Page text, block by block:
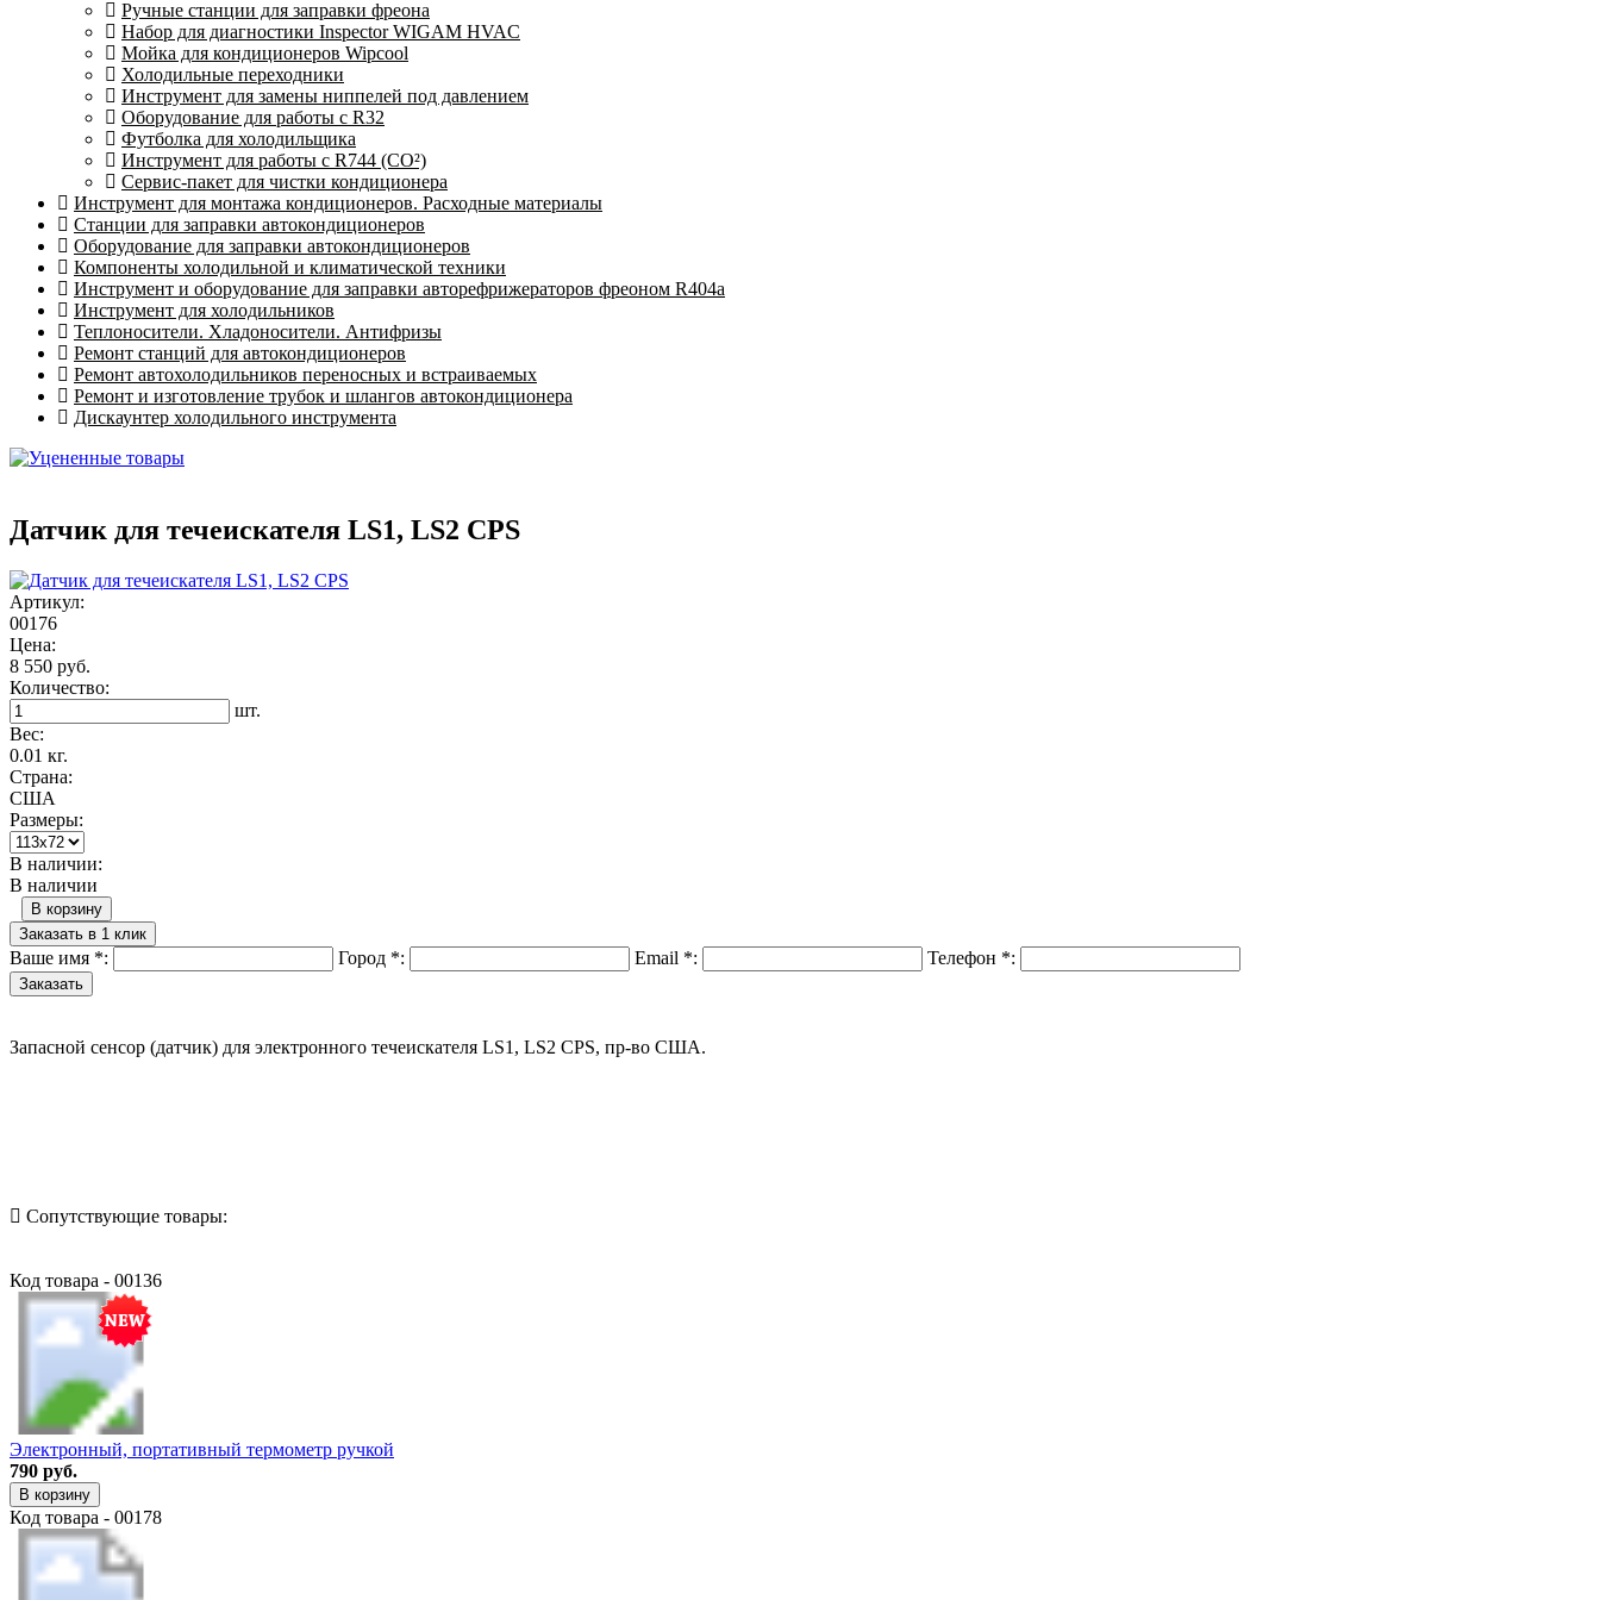
Ручные станции для заправки фреона
Набор для диагностики Inspector WIGAM HVAC
Мойка для кондиционеров Wipcool
Холодильные переходники
Инструмент для замены ниппелей под давлением
Оборудование для работы с R32
Футболка для холодильщика
Инструмент для работы с R744 (CO²)
Сервис-пакет для чистки кондиционера
Инструмент для монтажа кондиционеров. Расходные материалы
Станции для заправки автокондиционеров
Оборудование для заправки автокондиционеров
Компоненты холодильной и климатической техники
Инструмент и оборудование для заправки авторефрижераторов фреоном R404a
Инструмент для холодильников
Теплоносители. Хладоносители. Антифризы
Ремонт станций для автокондиционеров
Ремонт автохолодильников переносных и встраиваемых
Ремонт и изготовление трубок и шлангов автокондиционера
Дискаунтер холодильного инструмента
Датчик для течеискателя LS1, LS2 CPS
Артикул:
00176
Цена:
8 550 руб.
Количество:
шт.
Вес:
0.01 кг.
Страна:
США
Размеры:
В наличии:
В наличии
В корзину
Заказать в 1 клик
Ваше имя *: Город *: Email *: Телефон *:
Запасной сенсор (датчик) для электронного течеискателя LS1, LS2 CPS, пр-во США.
Сопутствующие товары:
Код товара - 00136
Электронный, портативный термометр ручкой
790 руб.
В корзину
Код товара - 00178